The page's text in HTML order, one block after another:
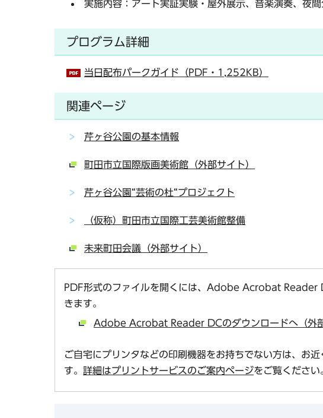
実施内容：アート実証実験・屋外展示、音楽演奏、夜
プログラム詳細
当日配布パークガイド（PDF・1,252KB）
関連ページ
芹ヶ谷公園の基本情報
町田市立国際版画美術館（外部サイト）
芹ヶ谷公園“芸術の杜“プロジェクト
（仮称）町田市立国際工芸美術館整備
未来町田会議（外部サイト）
PDF形式のファイルを開くには、Adobe Acrobat Reader
きます。
Adobe Acrobat Reader DCのダウンロードへ（外部
ご自宅にプリンタなどの印刷機器をお持ちでない方は、お
す。 詳細はプリントサービスのご案内ページをご覧ください